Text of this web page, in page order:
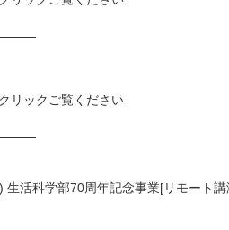
リックご覧ください
活科学部70周年記念事業[リモート講